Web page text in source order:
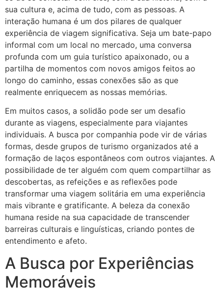
sua cultura e, acima de tudo, com as pessoas. A
interação humana é um dos pilares de qualquer
experiência de viagem significativa. Seja um bate-papo
informal com um local no mercado, uma conversa
profunda com um guia turístico apaixonado, ou a
partilha de momentos com novos amigos feitos ao
longo do caminho, essas conexões são as que
realmente enriquecem as nossas memórias.
Em muitos casos, a solidão pode ser um desafio
durante as viagens, especialmente para viajantes
individuais. A busca por companhia pode vir de várias
formas, desde grupos de turismo organizados até a
formação de laços espontâneos com outros viajantes. A
possibilidade de ter alguém com quem compartilhar as
descobertas, as refeições e as reflexões pode
transformar uma viagem solitária em uma experiência
mais vibrante e gratificante. A beleza da conexão
humana reside na sua capacidade de transcender
barreiras culturais e linguísticas, criando pontes de
entendimento e afeto.
A Busca por Experiências
Memoráveis